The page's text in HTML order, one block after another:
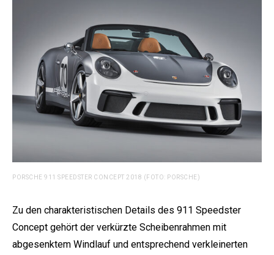
PORSCHE 911 SPEEDSTER CONCEPT 2018 (FOTO: PORSCHE)
Zu den charakteristischen Details des 911 Speedster
Concept gehört der verkürzte Scheibenrahmen mit
abgesenktem Windlauf und entsprechend verkleinerten